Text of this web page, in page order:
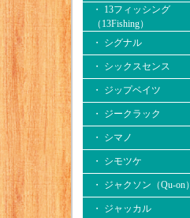
・ 13フィッシング
（13Fishing）
・ シグナル
・ シックスセンス
・ ジップベイツ
・ ジークラック
・ シマノ
・ シモツケ
・ ジャクソン（Qu-on）
・ ジャッカル